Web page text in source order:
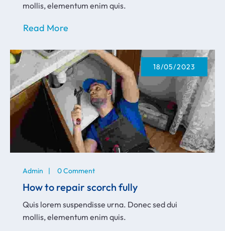
mollis, elementum enim quis.
Read More
18/05/2023
Admin 0 Comment
How to repair scorch fully
Quis lorem suspendisse urna. Donec sed dui
mollis, elementum enim quis.